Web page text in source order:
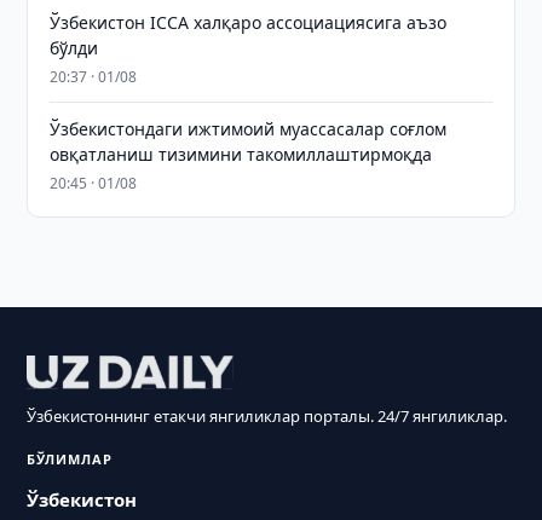
Ўзбекистон ICCA халқаро ассоциациясига аъзо
бўлди
20:37 · 01/08
Ўзбекистондаги ижтимоий муассасалар соғлом
овқатланиш тизимини такомиллаштирмоқда
20:45 · 01/08
Ўзбекистоннинг етакчи янгиликлар порталы. 24/7 янгиликлар.
БЎЛИМЛАР
Ўзбекистон